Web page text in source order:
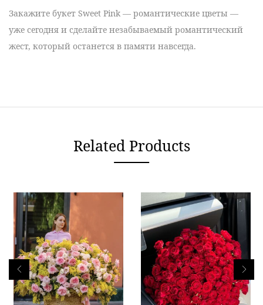
Закажите букет Sweet Pink — романтические цветы —
уже сегодня и сделайте незабываемый романтический
жест, который останется в памяти навсегда.
Related Products